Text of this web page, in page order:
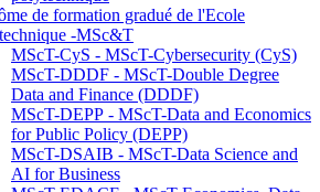
de formation gradué de l'Ecole
-MSc&T
MScT-CyS - MScT-Cybersecurity (CyS)
MScT-DDDF - MScT-Double Degree
Data and Finance (DDDF)
MScT-DEPP - MScT-Data and Economics
for Public Policy (DEPP)
MScT-DSAIB - MScT-Data Science and
AI for Business